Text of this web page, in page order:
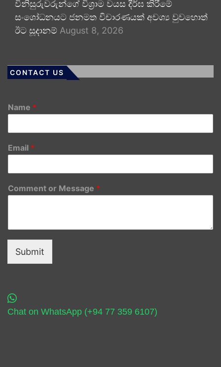
විනිසුරුවරුන්ගේ විශ්‍රාම වයස දීර්ඝ කිරීමේ
සංශෝධනයට ජනමත විචාරණයක් අවශ්‍ය වුවහොත්
ඊට සූදානම් August 8, 2026
CONTACT US
Name *
Email *
Comment or Message *
Submit
Chat on WhatsApp (+94 77 359 6107)